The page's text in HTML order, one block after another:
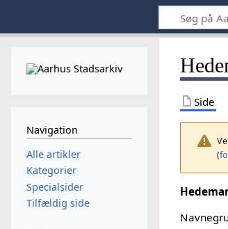
Side
(
Navigation
Alle artikler
Kategorier
Specialsider
Tilfældig side